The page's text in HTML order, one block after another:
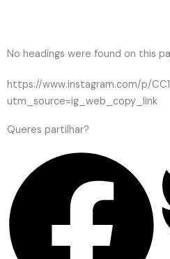
No headings were found on this
https://www.instagram.com/p/
utm_source=ig_web_copy_link
Queres partilhar?